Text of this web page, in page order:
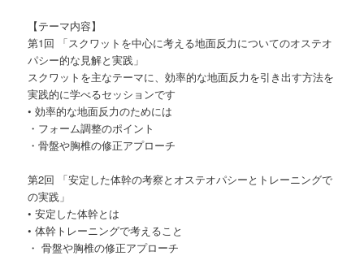
【テーマ内容】
第1回 「スクワットを中心に考える地面反力についてのオステオ
パシー的な見解と実践」
スクワットを主なテーマに、効率的な地面反力を引き出す方法を
実践的に学べるセッションです
• 効率的な地面反力のためには
・フォーム調整のポイント
・骨盤や胸椎の修正アプローチ
第2回 「安定した体幹の考察とオステオパシーとトレーニングで
の実践」
• 安定した体幹とは
• 体幹トレーニングで考えること
・ 骨盤や胸椎の修正アプローチ